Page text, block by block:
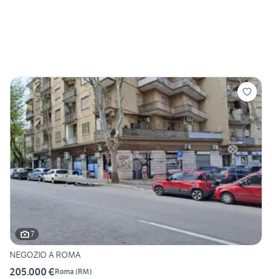
7
NEGOZIO A ROMA
205.000 €Roma (RM)